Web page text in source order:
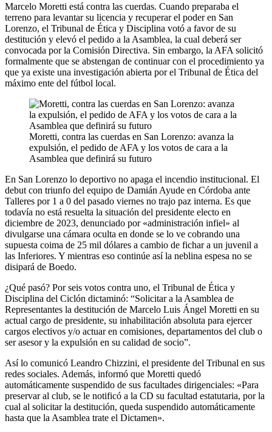
Marcelo Moretti está contra las cuerdas. Cuando preparaba el
terreno para levantar su licencia y recuperar el poder en San
Lorenzo, el Tribunal de Ética y Disciplina votó a favor de su
destitución y elevó el pedido a la Asamblea, la cual deberá ser
convocada por la Comisión Directiva. Sin embargo, la AFA solicitó
formalmente que se abstengan de continuar con el procedimiento ya
que ya existe una investigación abierta por el Tribunal de Ética del
máximo ente del fútbol local.
Moretti, contra las cuerdas en San Lorenzo: avanza la
expulsión, el pedido de AFA y los votos de cara a la
Asamblea que definirá su futuro
En San Lorenzo lo deportivo no apaga el incendio institucional. El
debut con triunfo del equipo de Damián Ayude en Córdoba ante
Talleres por 1 a 0 del pasado viernes no trajo paz interna. Es que
todavía no está resuelta la situación del presidente electo en
diciembre de 2023, denunciado por «administración infiel» al
divulgarse una cámara oculta en donde se lo ve cobrando una
supuesta coima de 25 mil dólares a cambio de fichar a un juvenil a
las Inferiores. Y mientras eso continúe así la neblina espesa no se
disipará de Boedo.
¿Qué pasó? Por seis votos contra uno, el Tribunal de Ética y
Disciplina del Ciclón dictaminó: “Solicitar a la Asamblea de
Representantes la destitución de Marcelo Luis Ángel Moretti en su
actual cargo de presidente, su inhabilitación absoluta para ejercer
cargos electivos y/o actuar en comisiones, departamentos del club o
ser asesor y la expulsión en su calidad de socio”.
Así lo comunicó Leandro Chizzini, el presidente del Tribunal en sus
redes sociales. Además, informó que Moretti quedó
automáticamente suspendido de sus facultades dirigenciales: «Para
preservar al club, se le notificó a la CD su facultad estatutaria, por la
cual al solicitar la destitución, queda suspendido automáticamente
hasta que la Asamblea trate el Dictamen».